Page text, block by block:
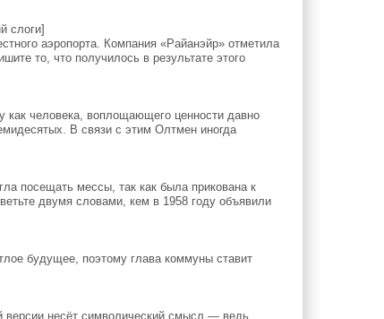
слоги]
аэропорта. Компания «Райанэйр» отметила
то, что получилось в результате этого
как человека, воплощающего ценности давно
В связи с этим Олтмен иногда
посещать мессы, так как была прикована к
двумя словами, кем в 1958 году объявили
будущее, поэтому глава коммуны ставит
версии несёт символический смысл — ведь